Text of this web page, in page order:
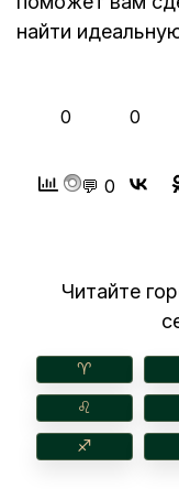
найти
0 0
💬 0
Читайте
♈︎
♌︎
♐︎